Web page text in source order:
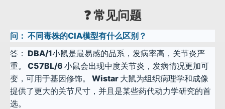
❓ 常见问题
问： 不同毒株的CIA模型有什么区别？
答： DBA/1小鼠是最易感的品系，发病率高，关节炎严
重。 C57BL/6 小鼠会出现中度关节炎，发病情况更加可
变，可用于基因修饰。 Wistar 大鼠为组织病理学和成像
提供了更大的关节尺寸，并且是某些药代动力学研究的首
选。